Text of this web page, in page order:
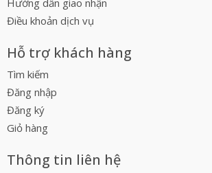
Điều khoản dịch vụ
Hỗ trợ khách hàng
Tìm kiếm
Đăng nhập
Đăng ký
Giỏ hàng
Thông tin liên hệ